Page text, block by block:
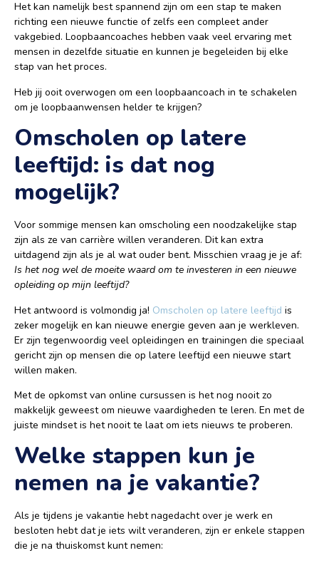
Het kan namelijk best spannend zijn om een stap te maken
richting een nieuwe functie of zelfs een compleet ander
vakgebied. Loopbaancoaches hebben vaak veel ervaring met
mensen in dezelfde situatie en kunnen je begeleiden bij elke
stap van het proces.
Heb jij ooit overwogen om een loopbaancoach in te schakelen
om je loopbaanwensen helder te krijgen?
Omscholen op latere
leeftijd: is dat nog
mogelijk?
Voor sommige mensen kan omscholing een noodzakelijke stap
zijn als ze van carrière willen veranderen. Dit kan extra
uitdagend zijn als je al wat ouder bent. Misschien vraag je je af:
Is het nog wel de moeite waard om te investeren in een nieuwe
opleiding op mijn leeftijd?
Het antwoord is volmondig ja! Omscholen op latere leeftijd is
zeker mogelijk en kan nieuwe energie geven aan je werkleven.
Er zijn tegenwoordig veel opleidingen en trainingen die speciaal
gericht zijn op mensen die op latere leeftijd een nieuwe start
willen maken.
Met de opkomst van online cursussen is het nog nooit zo
makkelijk geweest om nieuwe vaardigheden te leren. En met de
juiste mindset is het nooit te laat om iets nieuws te proberen.
Welke stappen kun je
nemen na je vakantie?
Als je tijdens je vakantie hebt nagedacht over je werk en
besloten hebt dat je iets wilt veranderen, zijn er enkele stappen
die je na thuiskomst kunt nemen: